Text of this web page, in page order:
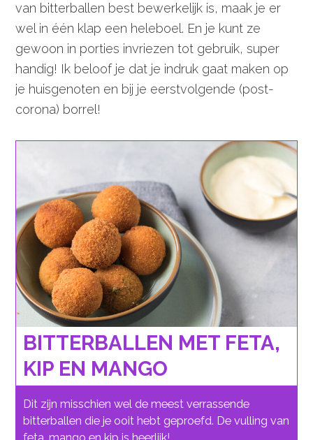
van bitterballen best bewerkelijk is, maak je er
wel in één klap een heleboel. En je kunt ze
gewoon in porties invriezen tot gebruik, super
handig! Ik beloof je dat je indruk gaat maken op
je huisgenoten en bij je eerstvolgende (post-
corona) borrel!
BITTERBALLEN MET FETA,
KIP EN MANGO
Dit zijn misschien wel de meest verrassende
bitterballen die je ooit hebt geproefd. De vulling van